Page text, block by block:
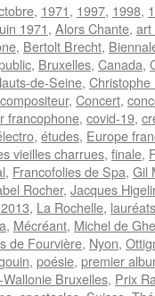
, 1971, 1997, 1998,
1971, Alors Chante, art
, Bertolt Brecht,
, Bruxelles, Canada,
de-Seine, Christophe
compositeur, Concert,
francophone, covid-19,
, études, Europe
vieilles charrues, finale,
, Francofolies de Spa, Gil
Rocher, Jacques
, La Rochelle, lauréats
, Mécréant, Michel de
de Fourvière, Nyon,
, poésie, premier
Bruxelles, Prix